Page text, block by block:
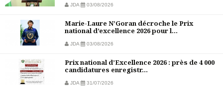
JDA 03/08/2026
Marie-Laure N’Goran décroche le Prix
national d’excellence 2026 pour l...
JDA 03/08/2026
Prix national d’Excellence 2026 : près de 4 000
candidatures enregistr...
JDA 31/07/2026